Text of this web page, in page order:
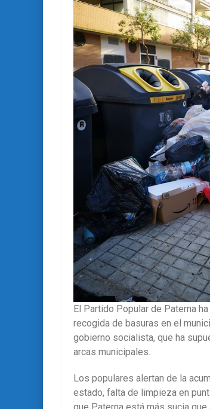
El Partido Popular de Paterna
recogida de basuras en el
gobierno socialista, que ha
arcas municipales.
Los populares alertan de la
estado, falta de limpieza en